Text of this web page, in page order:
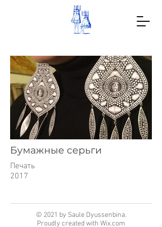
Бумажные серьги
Печать
2017
© 2021 by Saule Dyussenbina.
Proudly created with Wix.com